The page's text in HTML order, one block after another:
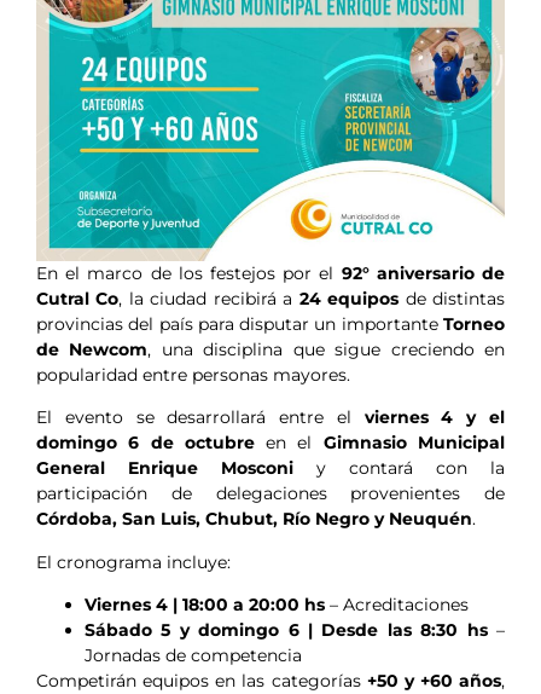
En el marco de los festejos por el 92° aniversario de
Cutral Co, la ciudad recibirá a 24 equipos de distintas
provincias del país para disputar un importante Torneo
de Newcom, una disciplina que sigue creciendo en
popularidad entre personas mayores.
El evento se desarrollará entre el viernes 4 y el
domingo 6 de octubreen el Gimnasio Municipal
General Enrique Mosconi y contará con la
participación de delegaciones provenientes de
Córdoba, San Luis, Chubut, Río Negro y Neuquén.
El cronograma incluye:
Viernes 4 | 18:00 a 20:00 hs – Acreditaciones
Sábado 5 y domingo 6 | Desde las 8:30 hs–
Jornadas de competencia
Competirán equipos en las categorías +50 y +60 años,